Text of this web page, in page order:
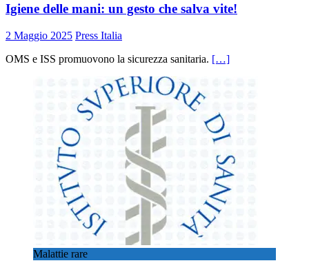
Igiene delle mani: un gesto che salva vite!
2 Maggio 2025 Press Italia
OMS e ISS promuovono la sicurezza sanitaria. […]
Malattie rare